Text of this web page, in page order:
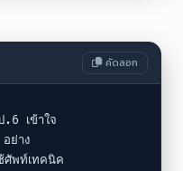
คัดลอก
เข้าใจ
ย่าง
ศัพท์เทคนิค